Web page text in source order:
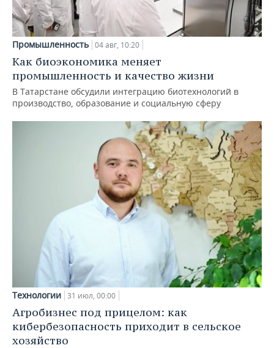
Промышленность 04 авг, 10:20
Как биоэкономика меняет
промышленность и качество жизни
В Татарстане обсудили интеграцию биотехнологий в
производство, образование и социальную сферу
Технологии 31 июл, 00:00
Агробизнес под прицелом: как
кибербезопасность приходит в сельское
хозяйство